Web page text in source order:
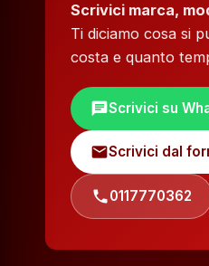
Scrivici marca,
Ti diciamo cosa si
costa e quanto
chatScrivici su
mailScrivici dal
phone0117770362